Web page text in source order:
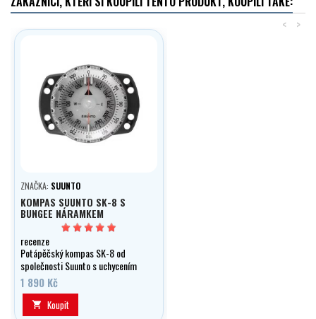
>
<
ZNAČKA: SUUNTO
KOMPAS SUUNTO SK-8 S
BUNGEE NÁRAMKEM
recenze
Potápěčský kompas SK-8 od
společnosti Suunto s uchycením
na zápěstí pomocí bungee.
1 890 Kč
 Koupit